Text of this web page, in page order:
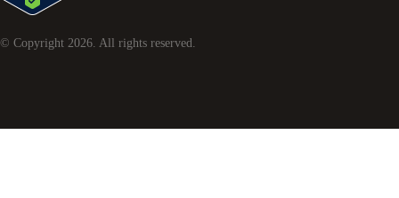
© Copyright 2026 . All rights reserved.